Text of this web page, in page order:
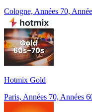
Cologne, Années 70,
Hotmix Gold
Paris, Années 70, Années